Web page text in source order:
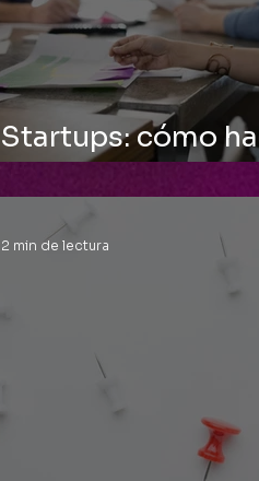
Startups: cómo
deje de ser
2 min de lectura